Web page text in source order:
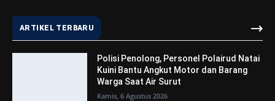
ARTIKEL TERBARU
Polisi Penolong, Personel Polairud Natai
Kuini Bantu Angkut Motor dan Barang
Warga Saat Air Surut
Kamis, 6 Agustus 2026